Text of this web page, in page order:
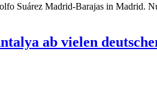
Suárez Madrid-Barajas in Madrid.
ab vielen